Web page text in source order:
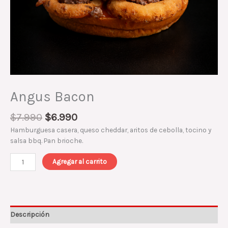
Angus Bacon
$7.990 $6.990
Hamburguesa casera, queso cheddar, aritos de cebolla, tocino y
salsa bbq. Pan brioche.
Agregar al carrito
Descripción